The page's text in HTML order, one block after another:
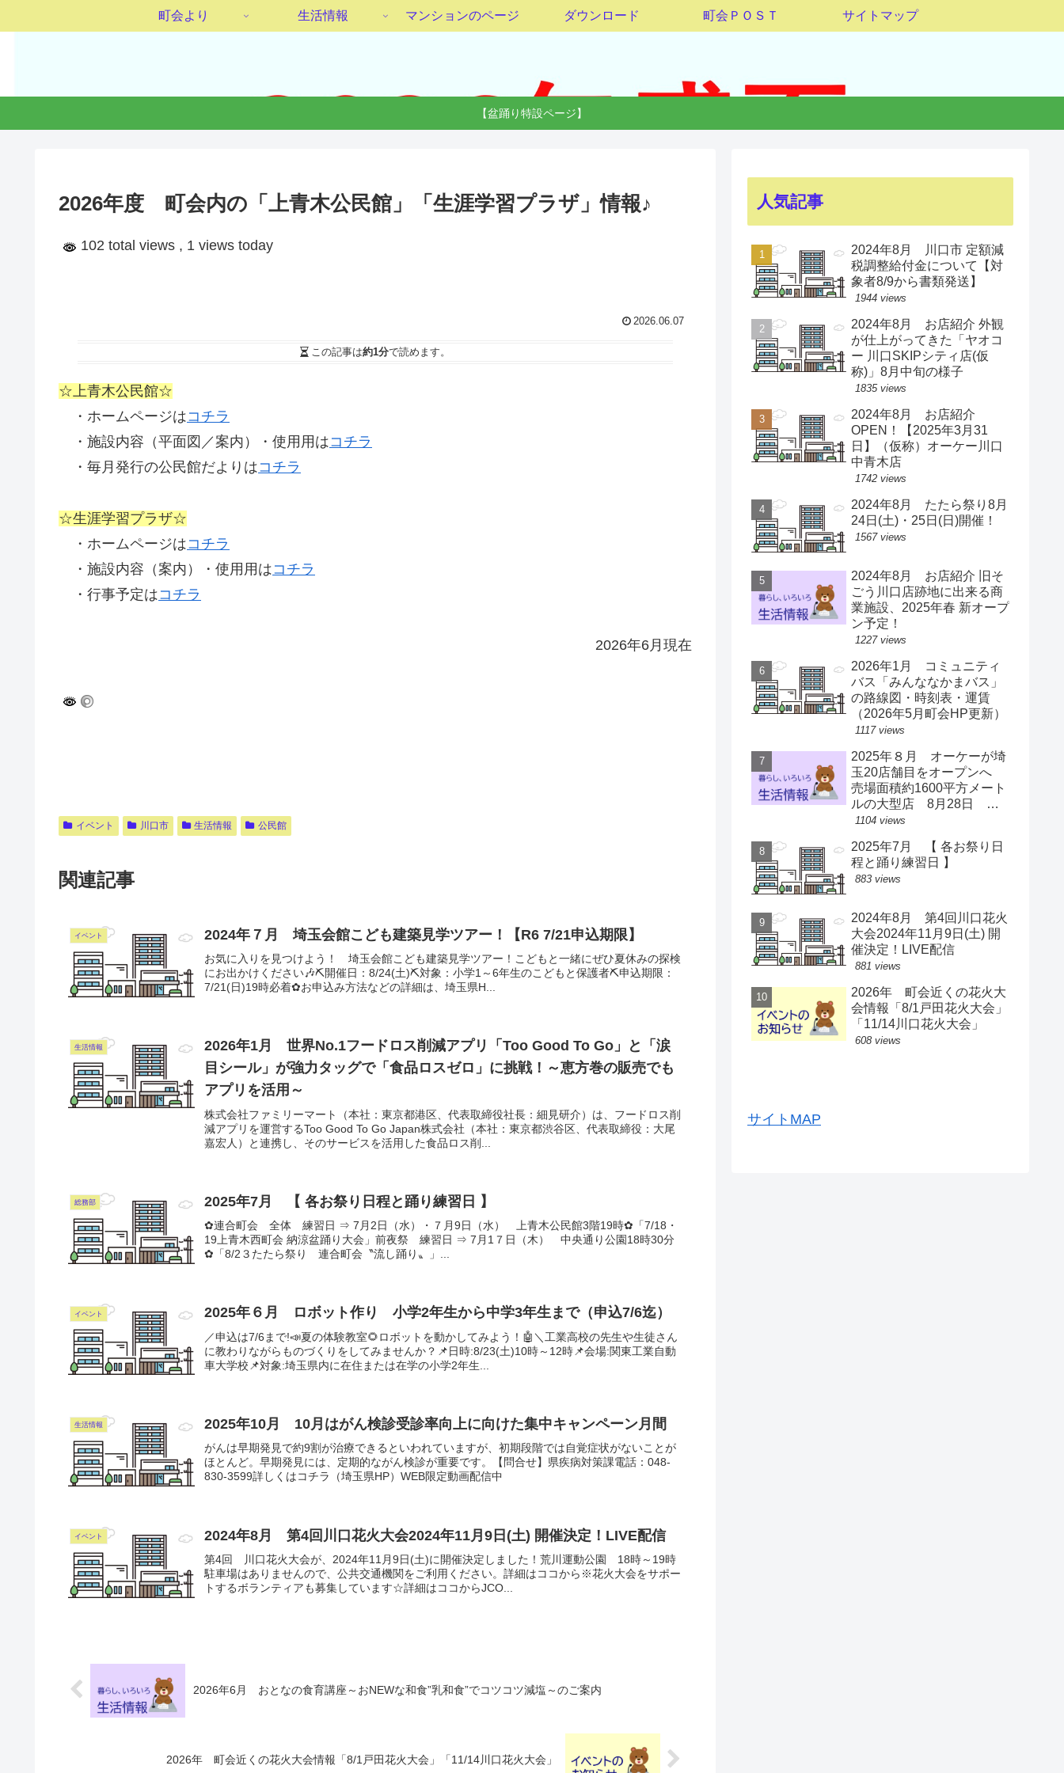
町会より 生活情報 マンションのページ ダウンロード 町会ＰＯＳＴ サイトマップ
【盆踊り特設ページ】
2026年度 町会内の「上青木公民館」「生涯学習プラザ」情報♪
102 total views , 1 views today
2026.06.07
この記事は約1分で読めます。
☆上青木公民館☆
・ホームページはコチラ
・施設内容（平面図／案内）・使用用はコチラ
・毎月発行の公民館だよりはコチラ
☆生涯学習プラザ☆
・ホームページはコチラ
・施設内容（案内）・使用用はコチラ
・行事予定はコチラ
2026年6月現在
イベント 川口市 生活情報 公民館
関連記事
イベント 2024年７月 埼玉会館こども建築見学ツアー！【R6 7/21申込期限】
お気に入りを見つけよう！ 埼玉会館こども建築見学ツアー！こどもと一緒にぜひ夏休みの探検
にお出かけください🎶⛏開催日：8/24(土)⛏対象：小学1～6年生のこどもと保護者⛏申込期限：
7/21(日)19時必着✿お申込み方法などの詳細は、埼玉県H...
生活情報
2026年1月 世界No.1フードロス削減アプリ「Too Good To Go」と「涙
目シール」が強力タッグで「食品ロスゼロ」に挑戦！～恵方巻の販売でも
アプリを活用～
株式会社ファミリーマート（本社：東京都港区、代表取締役社長：細見研介）は、フードロス削
減アプリを運営するToo Good To Go Japan株式会社（本社：東京都渋谷区、代表取締役：大尾
嘉宏人）と連携し、そのサービスを活用した食品ロス削...
総務部 2025年7月 【 各お祭り日程と踊り練習日 】
✿連合町会 全体 練習日 ⇒ 7月2日（水）・７月9日（水） 上青木公民館3階19時✿「7/18・
19上青木西町会 納涼盆踊り大会」前夜祭 練習日 ⇒ 7月1７日（木） 中央通り公園18時30分
✿「8/2３たたら祭り 連合町会〝流し踊り〟」...
イベント 2025年６月 ロボット作り 小学2年生から中学3年生まで（申込7/6迄）
／申込は7/6まで!📣夏の体験教室🌻ロボットを動かしてみよう！🤖＼工業高校の先生や生徒さん
に教わりながらものづくりをしてみませんか？📌日時:8/23(土)10時～12時📌会場:関東工業自動
車大学校📌対象:埼玉県内に在住または在学の小学2年生...
生活情報 2025年10月 10月はがん検診受診率向上に向けた集中キャンペーン月間
がんは早期発見で約9割が治療できるといわれていますが、初期段階では自覚症状がないことが
ほとんど。早期発見には、定期的ながん検診が重要です。【問合せ】県疾病対策課電話：048-
830-3599詳しくはコチラ（埼玉県HP）WEB限定動画配信中
イベント 2024年8月 第4回川口花火大会2024年11月9日(土) 開催決定！LIVE配信
第4回 川口花火大会が、2024年11月9日(土)に開催決定しました！荒川運動公園 18時～19時
駐車場はありませんので、公共交通機関をご利用ください。詳細はココから※花火大会をサポー
トするボランティアも募集しています☆詳細はココからJCO...
2026年6月 おとなの食育講座～おNEWな和食”乳和食”でコツコツ減塩～のご案内
2026年 町会近くの花火大会情報「8/1戸田花火大会」「11/14川口花火大会」
人気記事
2024年8月 川口市 定額減
税調整給付金について【対
象者8/9から書類発送】
1944 views
2024年8月 お店紹介 外観
が仕上がってきた「ヤオコ
ー 川口SKIPシティ店(仮
称)」8月中旬の様子
1835 views
2024年8月 お店紹介
OPEN！【2025年3月31
日】（仮称）オーケー川口
中青木店
1742 views
2024年8月 たたら祭り8月
24日(土)・25日(日)開催！
1567 views
2024年8月 お店紹介 旧そ
ごう川口店跡地に出来る商
業施設、2025年春 新オープ
ン予定！
1227 views
2026年1月 コミュニティ
バス「みんななかまバス」
の路線図・時刻表・運賃
（2026年5月町会HP更新）
1117 views
2025年８月 オーケーが埼
玉20店舗目をオープンへ
売場面積約1600平方メート
ルの大型店 8月28日 ス
ーパー激戦区に【出店情
1104 views
2025年7月 【 各お祭り日
程と踊り練習日 】
883 views
2024年8月 第4回川口花火
大会2024年11月9日(土) 開
催決定！LIVE配信
881 views
2026年 町会近くの花火大
会情報「8/1戸田花火大会」
「11/14川口花火大会」
608 views
サイトMAP